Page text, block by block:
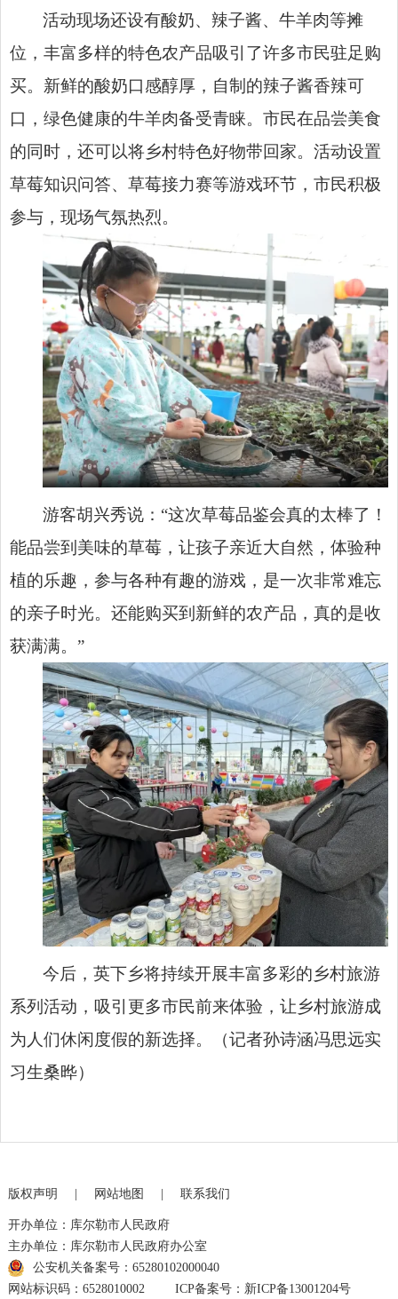
活动现场还设有酸奶、辣子酱、牛羊肉等摊
位，丰富多样的特色农产品吸引了许多市民驻足购
买。新鲜的酸奶口感醇厚，自制的辣子酱香辣可
口，绿色健康的牛羊肉备受青睐。市民在品尝美食
的同时，还可以将乡村特色好物带回家。活动设置
草莓知识问答、草莓接力赛等游戏环节，市民积极
参与，现场气氛热烈。
游客胡兴秀说：“这次草莓品鉴会真的太棒了！
能品尝到美味的草莓，让孩子亲近大自然，体验种
植的乐趣，参与各种有趣的游戏，是一次非常难忘
的亲子时光。还能购买到新鲜的农产品，真的是收
获满满。”
今后，英下乡将持续开展丰富多彩的乡村旅游
系列活动，吸引更多市民前来体验，让乡村旅游成
为人们休闲度假的新选择。（记者孙诗涵冯思远实
习生桑晔）
版权声明 | 网站地图 | 联系我们
开办单位：库尔勒市人民政府
主办单位：库尔勒市人民政府办公室
公安机关备案号：65280102000040
网站标识码：6528010002
ICP备案号：新ICP备13001204号